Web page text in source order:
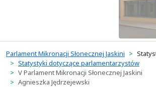
Parlament Mikronacji Słonecznej Jaskini
Statystyki dotyczące parlamentarzystów
V Parlament Mikronacji Słonecznej Jaskini
Agnieszka Jędrzejewski